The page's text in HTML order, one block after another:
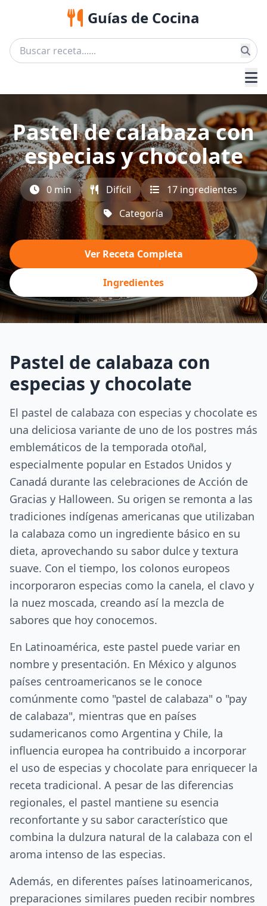
Guías de Cocina
Pastel de calabaza con
especias y chocolate
0 min Difícil
17 ingredientes
Categoría
Ver Receta Completa
Ingredientes
Pastel de calabaza con
especias y chocolate
El pastel de calabaza con especias y chocolate es
una deliciosa variante de uno de los postres más
emblemáticos de la temporada otoñal,
especialmente popular en Estados Unidos y
Canadá durante las celebraciones de Acción de
Gracias y Halloween. Su origen se remonta a las
tradiciones indígenas americanas que utilizaban
la calabaza como un ingrediente básico en su
dieta, aprovechando su sabor dulce y textura
suave. Con el tiempo, los colonos europeos
incorporaron especias como la canela, el clavo y
la nuez moscada, creando así la mezcla de
sabores que hoy conocemos.
En Latinoamérica, este pastel puede variar en
nombre y presentación. En México y algunos
países centroamericanos se le conoce
comúnmente como "pastel de calabaza" o "pay
de calabaza", mientras que en países
sudamericanos como Argentina y Chile, la
influencia europea ha contribuido a incorporar
el uso de especias y chocolate para enriquecer la
receta tradicional. A pesar de las diferencias
regionales, el pastel mantiene su esencia
reconfortante y su sabor característico que
combina la dulzura natural de la calabaza con el
aroma intenso de las especias.
Además, en diferentes países latinoamericanos,
preparaciones similares pueden recibir nombres